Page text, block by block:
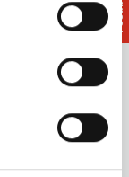
Terre di Pisa?
surprise for you!